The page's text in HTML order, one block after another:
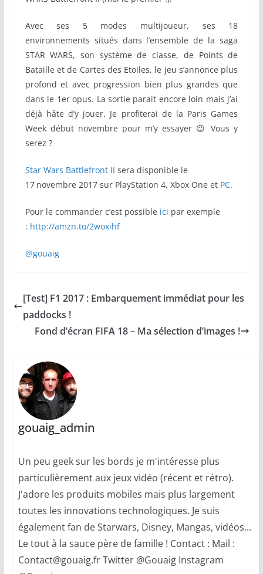
Avec ses 5 modes multijoueur, ses 18
environnements situés dans l’ensemble de la saga
STAR WARS, son système de classe, de Points de
Bataille et de Cartes des Etoiles, le jeu s’annonce plus
profond et avec progression bien plus grandes que
dans le 1er opus. La sortie parait encore loin mais j’ai
déjà hâte d’y jouer. Je profiterai de la Paris Games
Week début novembre pour m’y essayer 😉 Vous y
serez ?
Star Wars Battlefront II sera disponible le
17 novembre 2017 sur PlayStation 4, Xbox One et PC.
Pour le commander c’est possible ici par exemple
: http://amzn.to/2woxihf
@gouaig
[Test] F1 2017 : Embarquement immédiat pour les
paddocks !
Fond d’écran FIFA 18 – Ma sélection d’images !
gouaig_admin
Un peu geek sur les bords je m'intéresse plus
particulièrement aux jeux vidéo (récent et rétro).
J'adore les produits mobiles mais plus largement
toutes les innovations technologiques. Je suis
également fan de Starwars, Disney, Mangas, vidéos...
Le tout à la sauce père de famille ! Contact : Mail :
Contact@gouaig.fr Twitter @Gouaig Instagram